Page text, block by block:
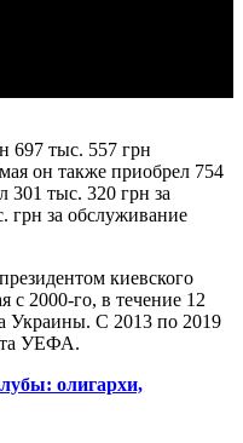
697 тыс. 557 грн
он также приобрел 754
301 тыс. 320 грн за
грн за обслуживание
киевского
с 2000-го, в течение 12
Украины. С 2013 по 2019
УЕФА.
олигархи,